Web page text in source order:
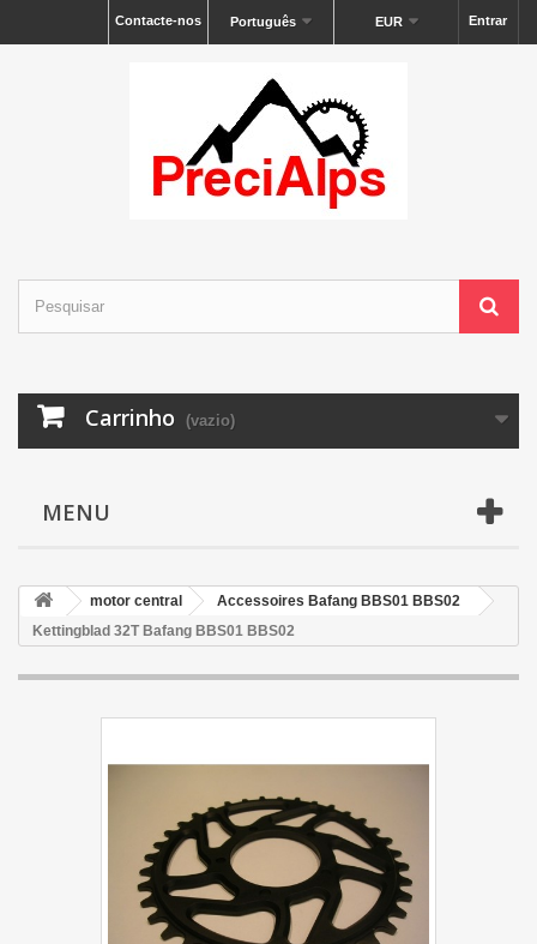
Entrar
EUR
Português
Contacte-nos
Carrinho (vazio)
MENU
motor central
Accessoires Bafang BBS01 BBS02
Kettingblad 32T Bafang BBS01 BBS02